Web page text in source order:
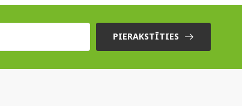
PIERAKSTĪTIES